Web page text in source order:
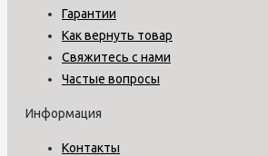
Гарантии
Как вернуть товар
Свяжитесь с нами
Частые вопросы
Информация
Контакты